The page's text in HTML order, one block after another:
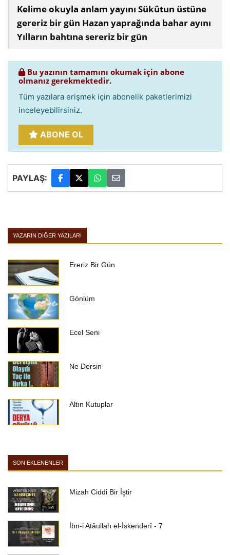
Kelime okuyla anlam yayını Sükûtun üstüne
gereriz bir gün Hazan yaprağında bahar ayını
Yılların bahtına sereriz bir gün
Bu yazının tamamını okumak için abone
olmanız gerekmektedir.
Tüm yazılara erişmek için abonelik paketlerimizi
inceleyebilirsiniz.
ABONE OL
PAYLAŞ:
YAZARIN DIĞER YAZILARI
Ereriz Bir Gün
Gönlüm
Ecel Seni
Ne Dersin
Altın Kutuplar
SON EKLENENLER
Mizah Ciddi Bir İştir
İbn-i Atâullah el-İskenderî - 7